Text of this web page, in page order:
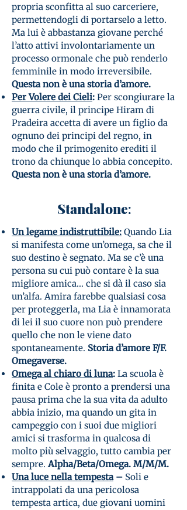
propria sconfitta al suo carceriere,
permettendogli di portarselo a letto.
Ma lui è abbastanza giovane perché
l’atto attivi involontariamente un
processo ormonale che può renderlo
femminile in modo irreversibile.
Questa non è una storia d’amore.
Per Volere dei Cieli: Per scongiurare la
guerra civile, il principe Hiram di
Pradeira accetta di avere un figlio da
ognuno dei principi del regno, in
modo che il primogenito erediti il
trono da chiunque lo abbia concepito.
Questa non è una storia d’amore.
Standalone:
Un legame indistruttibile: Quando Lia
si manifesta come un’omega, sa che il
suo destino è segnato. Ma se c’è una
persona su cui può contare è la sua
migliore amica… che si dà il caso sia
un’alfa. Amira farebbe qualsiasi cosa
per proteggerla, ma Lia è innamorata
di lei il suo cuore non può prendere
quello che non le viene dato
spontaneamente. Storia d’amore F/F.
Omegaverse.
Omega al chiaro di luna: La scuola è
finita e Cole è pronto a prendersi una
pausa prima che la sua vita da adulto
abbia inizio, ma quando un gita in
campeggio con i suoi due migliori
amici si trasforma in qualcosa di
molto più selvaggio, tutto cambia per
sempre.Alpha/Beta/Omega. M/M/M.
Una luce nella tempesta– Soli e
intrappolati da una pericolosa
tempesta artica, due giovani uomini